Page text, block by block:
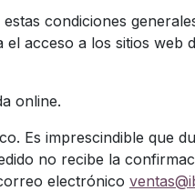
condiciones
acceso a los sitios web
online.
Es imprescindible que
no recibe la
electrónico